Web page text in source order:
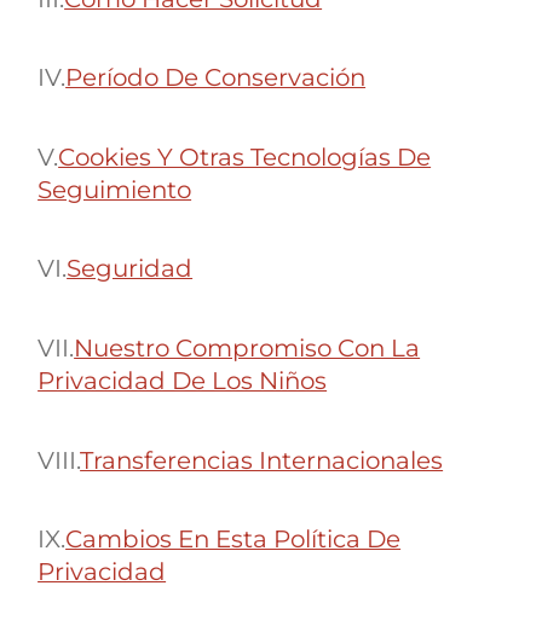
IV.Período De Conservación
V.Cookies Y Otras Tecnologías De
Seguimiento
VI.Seguridad
VII.Nuestro Compromiso Con La
Privacidad De Los Niños
VIII.Transferencias Internacionales
IX.Cambios En Esta Política De
Privacidad